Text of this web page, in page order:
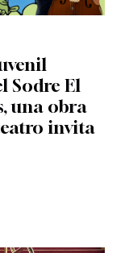
Sodre El
una obra
invita